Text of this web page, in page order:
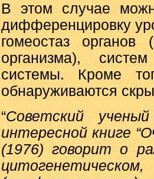
В этом случае
дифференцировку
гомеостаз органов
организма),
системы. Кроме
обнаруживаются
“Советский
интересной книге
(1976) говорит о